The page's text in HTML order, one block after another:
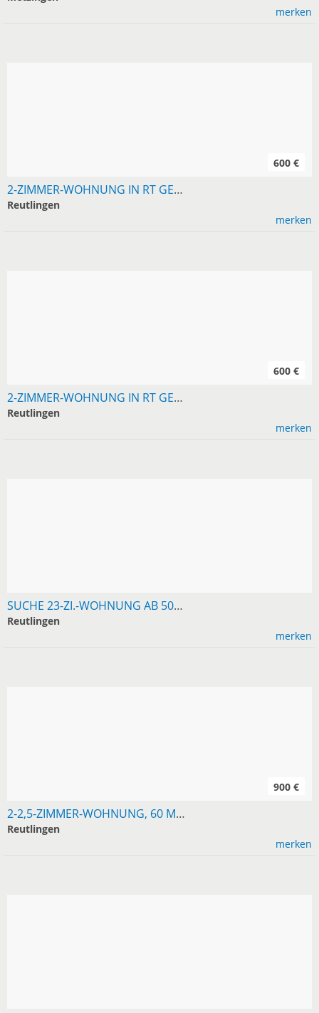
merken
2-ZIMMER-WOHNUNG IN RT GESUCHT, MIETE 600
600 €
Reutlingen
merken
2-ZIMMER-WOHNUNG IN RT GESUCHT, MIETE 600
600 €
Reutlingen
merken
SUCHE 23-ZI.-WOHNUNG AB 50 M² IN RT/UMGEBUNG
Reutlingen
merken
2-2,5-ZIMMER-WOHNUNG, 60 M², RT UND UMGEBUNG GESUCHT
900 €
Reutlingen
merken